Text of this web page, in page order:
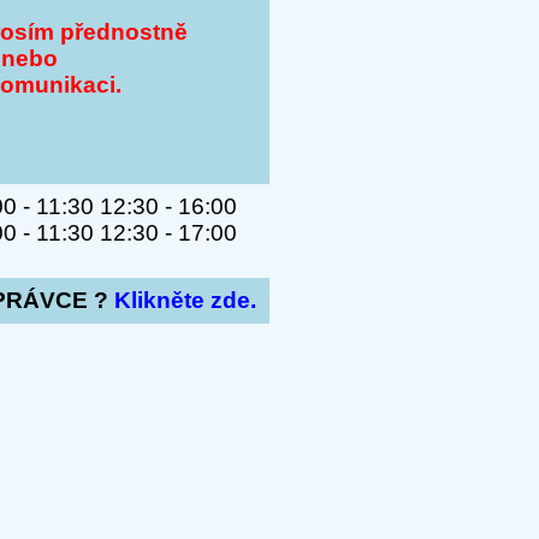
přednostně
- 11:30 12:30 - 16:00
- 11:30 12:30 - 17:00
? Klikněte zde.